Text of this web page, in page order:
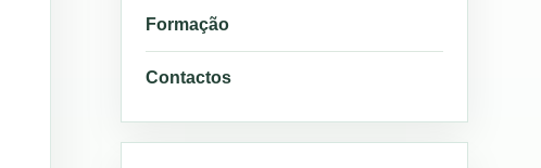
Formação
Contactos